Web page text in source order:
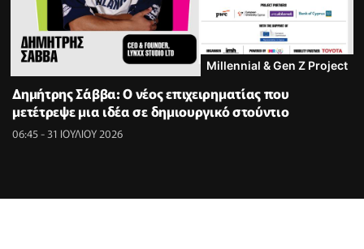
Millennial & Gen Z Project
Δημήτρης Σάββα: Ο νέος επιχειρηματίας που
μετέτρεψε μια ιδέα σε δημιουργικό στούντιο
06:45 - 31 ΙΟΥΛΙΟΥ 2026